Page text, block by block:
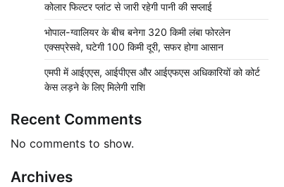
कोलार फिल्टर प्लांट से जारी रहेगी पानी की सप्लाई
भोपाल-ग्वालियर के बीच बनेगा 320 किमी लंबा फोरलेन
एक्सप्रेसवे, घटेगी 100 किमी दूरी, सफर होगा आसान
एमपी में आईएएस, आईपीएस और आईएफएस अधिकारियों को कोर्ट
केस लड़ने के लिए मिलेगी राशि
Recent Comments
No comments to show.
Archives